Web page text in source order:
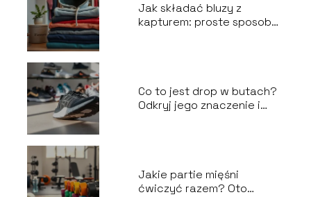
Jak składać bluzy z
kapturem: proste sposoby
Co to jest drop w butach?
Odkryj jego znaczenie i
Jakie partie mięśni
ćwiczyć razem? Oto